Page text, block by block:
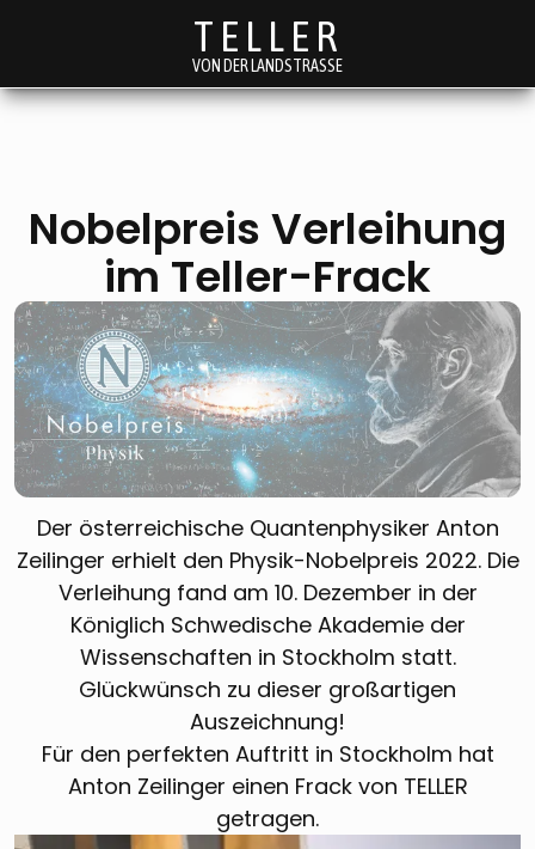
TELLER
VON DER LANDSTRASSE
Nobelpreis Verleihung
im Teller-Frack
Der österreichische Quantenphysiker Anton
Zeilinger erhielt den Physik-Nobelpreis 2022. Die
Verleihung fand am 10. Dezember in der
Königlich Schwedische Akademie der
Wissenschaften in Stockholm statt.
Glückwünsch zu dieser großartigen
Auszeichnung!
Für den perfekten Auftritt in Stockholm hat
Anton Zeilinger einen Frack von TELLER
getragen.